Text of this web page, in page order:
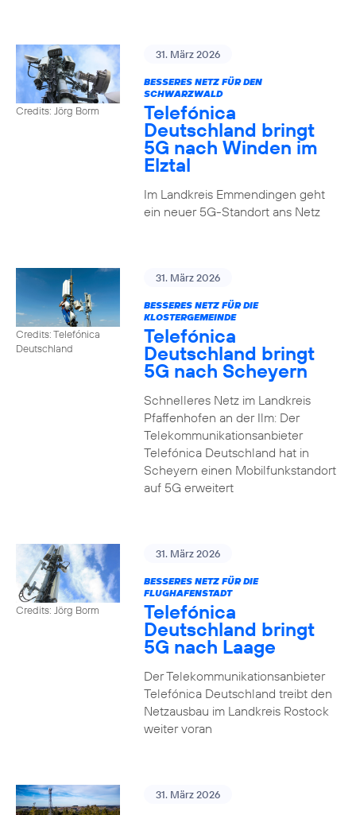
Credits: Jörg Borm
31. März 2026
BESSERES NETZ FÜR DEN
SCHWARZWALD
Telefónica
Deutschland bringt
5G nach Winden im
Elztal
Im Landkreis Emmendingen geht
ein neuer 5G-Standort ans Netz
Credits: Telefónica
Deutschland
31. März 2026
BESSERES NETZ FÜR DIE
KLOSTERGEMEINDE
Telefónica
Deutschland bringt
5G nach Scheyern
Schnelleres Netz im Landkreis
Pfaffenhofen an der Ilm: Der
Telekommunikationsanbieter
Telefónica Deutschland hat in
Scheyern einen Mobilfunkstandort
auf 5G erweitert
Credits: Jörg Borm
31. März 2026
BESSERES NETZ FÜR DIE
FLUGHAFENSTADT
Telefónica
Deutschland bringt
5G nach Laage
Der Telekommunikationsanbieter
Telefónica Deutschland treibt den
Netzausbau im Landkreis Rostock
weiter voran
31. März 2026